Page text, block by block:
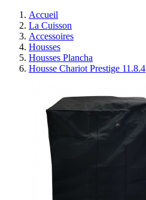
Accueil
La Cuisson
Accessoires
Housses
Housses Plancha
Housse Chariot Prestige 11.8.4